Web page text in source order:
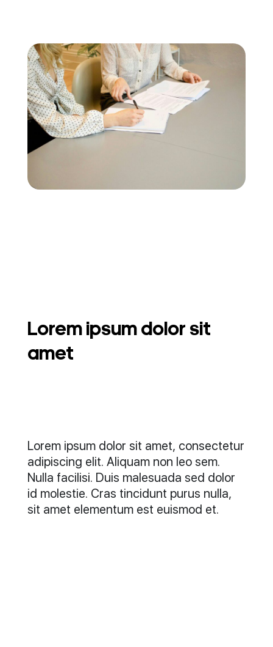
Lorem ipsum dolor sit
amet
Lorem ipsum dolor sit amet, consectetur
adipiscing elit. Aliquam non leo sem.
Nulla facilisi. Duis malesuada sed dolor
id molestie. Cras tincidunt purus nulla,
sit amet elementum est euismod et.